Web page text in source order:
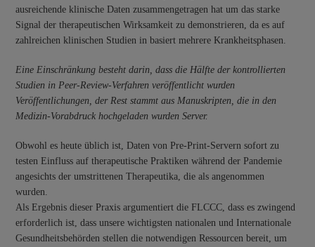
ausreichende klinische Daten zusammengetragen hat um das starke
Signal der therapeutischen Wirksamkeit zu demonstrieren, da es auf
zahlreichen klinischen Studien in basiert mehrere Krankheitsphasen.
Eine Einschränkung besteht darin, dass die Hälfte der kontrollierten
Studien in Peer-Review-Verfahren veröffentlicht wurden
Veröffentlichungen, der Rest stammt aus Manuskripten, die in den
Medizin-Vorabdruck hochgeladen wurden Server.
Obwohl es heute üblich ist, Daten von Pre-Print-Servern sofort zu
testen Einfluss auf therapeutische Praktiken während der Pandemie
angesichts der umstrittenen Therapeutika, die als angenommen
wurden.
Als Ergebnis dieser Praxis argumentiert die FLCCC, dass es zwingend
erforderlich ist, dass unsere wichtigsten nationalen und Internationale
Gesundheitsbehörden stellen die notwendigen Ressourcen bereit, um